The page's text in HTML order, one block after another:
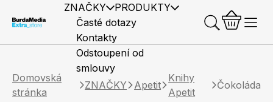
ZNAČKY PRODUKTY
Časté dotazy
Kontakty
Odstoupení od
smlouvy
Domovská
stránka
ZNAČKY Apetit
Knihy
Apetit
Čokoláda